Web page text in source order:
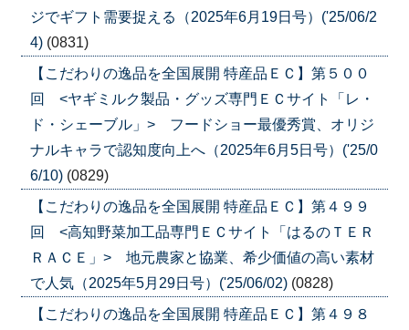
ジでギフト需要捉える（2025年6月19日号）('25/06/2
4) (0831)
【こだわりの逸品を全国展開 特産品ＥＣ】第５００
回 <ヤギミルク製品・グッズ専門ＥＣサイト「レ・
ド・シェーブル」> フードショー最優秀賞、オリジ
ナルキャラで認知度向上へ（2025年6月5日号）('25/0
6/10) (0829)
【こだわりの逸品を全国展開 特産品ＥＣ】第４９９
回 <高知野菜加工品専門ＥＣサイト「はるのＴＥＲ
ＲＡＣＥ」> 地元農家と協業、希少価値の高い素材
で人気（2025年5月29日号）('25/06/02) (0828)
【こだわりの逸品を全国展開 特産品ＥＣ】第４９８